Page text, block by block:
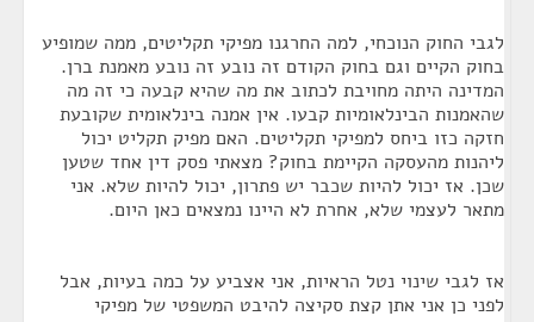
לגבי החוק הנוכחי, למה החרגנו מפיקי תקליטים, ממה שמופיע
בחוק הקיים וגם בחוק הקודם זה נובע זה נובע מאמנת ברן.
המדינה היתה מחויבת לכתוב את מה שהיא קבעה כי זה מה
שהאמנות הבינלאומיות קבעו. אין אמנה בינלאומית שקובעת
חזקה כזו ביחס למפיקי תקליטים. האם מפיק תקליט יכול
ליהנות מהעסקה הקיימת בחוק? מצאתי פסק דין אחד שטען
שכן. אז יכול להיות שכבר יש פתרון, יכול להיות שלא. אני
מתאר לעצמי שלא, אחרת לא היינו נמצאים כאן היום.
אז לגבי שינוי נטל הראיות, אני אצביע על כמה בעיות, אבל
לפני כן אני אתן קצת סקיצה להיבט המשפטי של מפיקי